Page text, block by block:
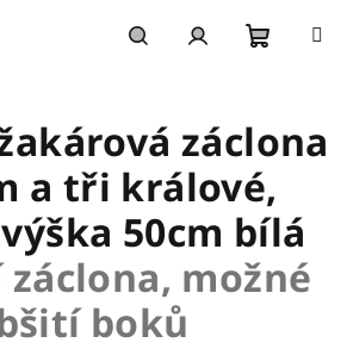
košík
záclona
a tři králové,
50cm bílá
záclona, možné
boků